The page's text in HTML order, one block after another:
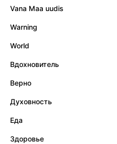
Vana Maa uudis
Warning
World
Вдохновитель
Верно
Духовность
Еда
Здоровье